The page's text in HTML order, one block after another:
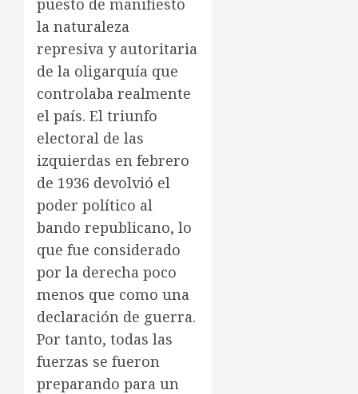
puesto de manifiesto
la naturaleza
represiva y autoritaria
de la oligarquía que
controlaba realmente
el país. El triunfo
electoral de las
izquierdas en febrero
de 1936 devolvió el
poder político al
bando republicano, lo
que fue considerado
por la derecha poco
menos que como una
declaración de guerra.
Por tanto, todas las
fuerzas se fueron
preparando para un